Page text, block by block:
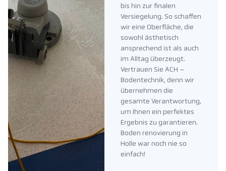
bis hin zur finalen
Versiegelung. So schaffen
wir eine Oberfläche, die
sowohl ästhetisch
ansprechend ist als auch
im Alltag überzeugt.
Vertrauen Sie ACH –
Bodentechnik, denn wir
übernehmen die
gesamte Verantwortung,
um Ihnen ein perfektes
Ergebnis zu garantieren.
Boden renovierung in
Holle war noch nie so
einfach!